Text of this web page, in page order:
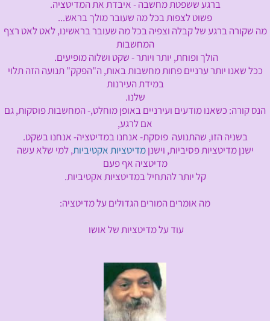
ברגע ששפטת מחשבה - איבדת את המדיטציה.
פשוט לצפות בכל מה שעובר מולך בראש...
מה שקורה ברגע של קבלה וצפיה בכל מה שעובר בראשינו, לאט לאט רצף
המחשבות
הולך ופוחת, יותר ויותר - שקט ושלוה מופיעים.
ככל שאנו יותר ערניים פחות מחשבות באות, ה"הפקק" תנועה הזה תלוי
במידת העירנות
שלנו.
הנס קורה: כשאנו מודעים ועירניים באופן מוחלט,- המחשבות פוסקות, גם
אם לרגע,
בשניה הזו, שהתנועה פוסקת- אנחנו במדיטציה- אנחנו בשקט.
ישנן מדיטציות פסיביות, וישנןמדיטציות אקטיביות, למי שלא עשה
מדיטציה אף פעם
קל יותר להתחיל במדיטציות אקטיביות.
מה אומרים המורים הגדולים על מדיטציה:
עוד על מדיטציות של אושו